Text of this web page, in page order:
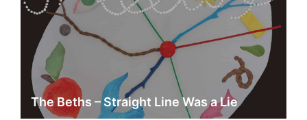
The Beths – Straight Line Was a Lie